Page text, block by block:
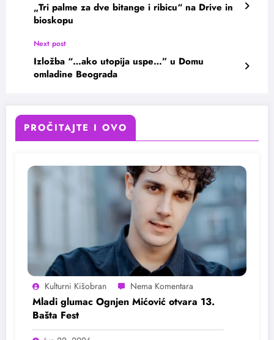
„Tri palme za dve bitange i ribicu“ na Drive in
bioskopu
Next post
Izložba “…ako utopija uspe…” u Domu
omladine Beograda
PROČITAJTE I OVO
Kulturni Kišobran
Mladi glumac Ognjen Mićović otvara 13.
Bašta Fest